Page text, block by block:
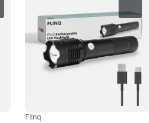
Flinq